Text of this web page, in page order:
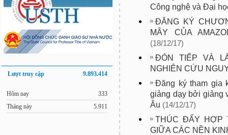
Lượt truy cập 9.893.414
Hôm nay
Tháng này
333
5.911
Công nghệ và Đại
ĐĂNG KÝ
MÂY CỦA
(18/12/17)
ĐÓN TIẾP VÀ
NGHIÊN CỨU
Đăng ký tham gia
giảng dạy bởi giảng
Âu (14/12/17)
THÚC ĐẨY HỢP
GIỮA CÁC NỀN